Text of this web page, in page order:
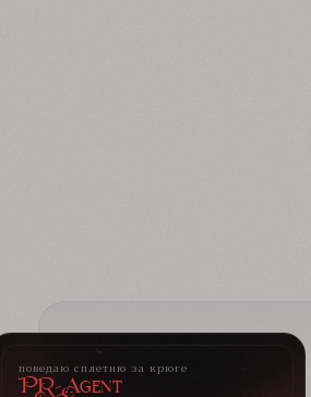
поведаю сплетню за крюге
PR-Agent